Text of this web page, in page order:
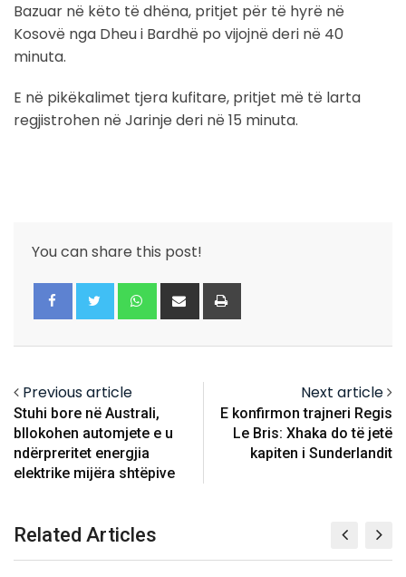
Bazuar në këto të dhëna, pritjet për të hyrë në
Kosovë nga Dheu i Bardhë po vijojnë deri në 40
minuta.
E në pikëkalimet tjera kufitare, pritjet më të larta
regjistrohen në Jarinje deri në 15 minuta.
You can share this post!
Whatsapp
Share
via
Previous article
Stuhi bore në Australi,
bllokohen automjete e u
ndërpreritet energjia
elektrike mijëra shtëpive
Next article
E konfirmon trajneri Regis
Le Bris: Xhaka do të jetë
kapiten i Sunderlandit
Related Articles